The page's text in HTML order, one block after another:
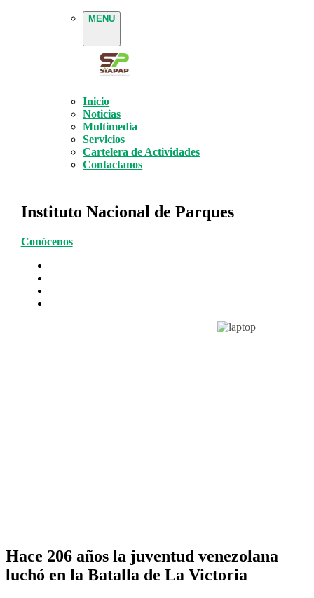
MENU
Inicio
Noticias
Multimedia
Servicios
Cartelera de Actividades
Contactanos
Instituto Nacional de Parques
Conócenos
Hace 206 años la juventud venezolana
luchó en la Batalla de La Victoria